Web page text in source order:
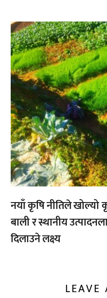
,
नयाँ कृषि नीतिले खोल्यो
बाली र स्थानीय
दिलाउने लक्ष्य
LEAVE